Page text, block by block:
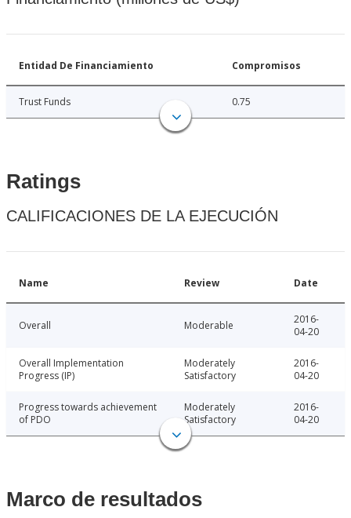
Entidad De Financiamiento Compromisos
Trust Funds 0.75
Ratings
CALIFICACIONES DE LA EJECUCIÓN
Name Review Date
Overall Moderable
2016-
04-20
Overall Implementation
Progress (IP)
Moderately
Satisfactory
2016-
04-20
Progress towards achievement
of PDO
Moderately
Satisfactory
2016-
04-20
Marco de resultados